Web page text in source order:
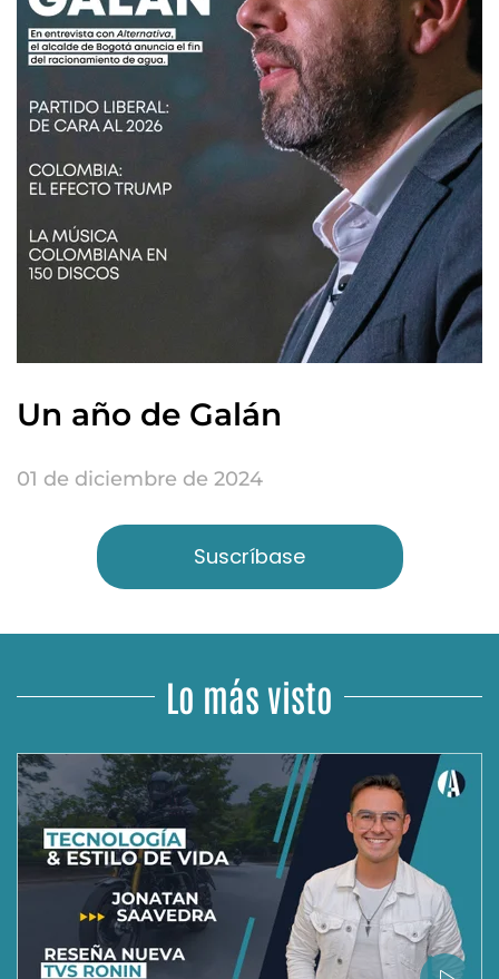
Un año de Galán
01 de diciembre de 2024
Suscríbase
Lo más visto